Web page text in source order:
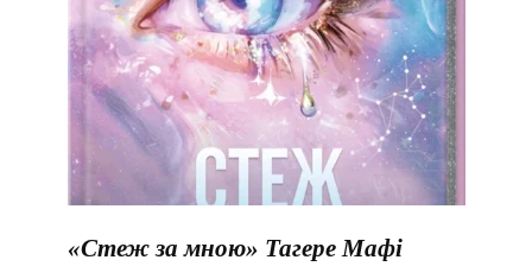
«Стеж за мною» Тагере Мафі